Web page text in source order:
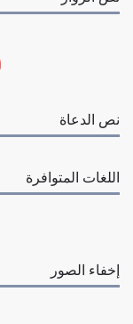
نص الدعاة
اللغات المتوافرة
إخفاء الصور